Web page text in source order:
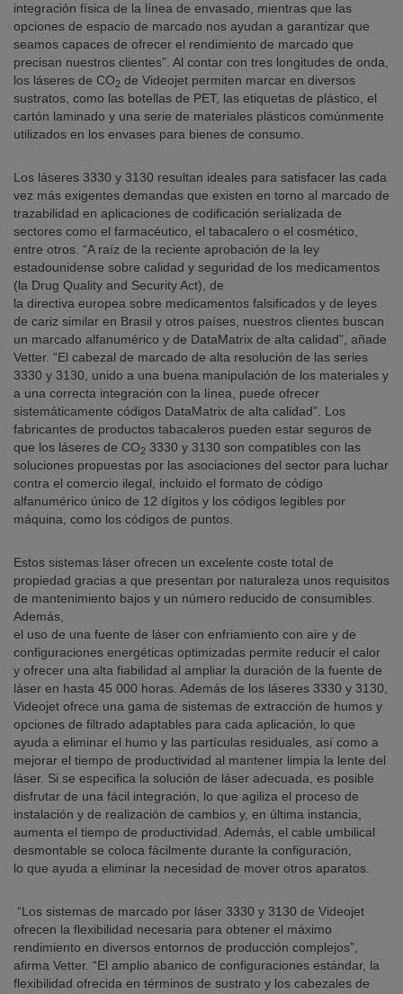
integración física de la línea de envasado, mientras que las
opciones de espacio de marcado nos ayudan a garantizar que
seamos capaces de ofrecer el rendimiento de marcado que
precisan nuestros clientes”. Al contar con tres longitudes de onda,
los láseres de CO2 de Videojet permiten marcar en diversos
sustratos, como las botellas de PET, las etiquetas de plástico, el
cartón laminado y una serie de materiales plásticos comúnmente
utilizados en los envases para bienes de consumo.
Los láseres 3330 y 3130 resultan ideales para satisfacer las cada
vez más exigentes demandas que existen en torno al marcado de
trazabilidad en aplicaciones de codificación serializada de
sectores como el farmacéutico, el tabacalero o el cosmético,
entre otros. “A raíz de la reciente aprobación de la ley
estadounidense sobre calidad y seguridad de los medicamentos
(la Drug Quality and Security Act), de
la directiva europea sobre medicamentos falsificados y de leyes
de cariz similar en Brasil y otros países, nuestros clientes buscan
un marcado alfanumérico y de DataMatrix de alta calidad”, añade
Vetter. “El cabezal de marcado de alta resolución de las series
3330 y 3130, unido a una buena manipulación de los materiales y
a una correcta integración con la línea, puede ofrecer
sistemáticamente códigos DataMatrix de alta calidad”. Los
fabricantes de productos tabacaleros pueden estar seguros de
que los láseres de CO2 3330 y 3130 son compatibles con las
soluciones propuestas por las asociaciones del sector para luchar
contra el comercio ilegal, incluido el formato de código
alfanumérico único de 12 dígitos y los códigos legibles por
máquina, como los códigos de puntos.
Estos sistemas láser ofrecen un excelente coste total de
propiedad gracias a que presentan por naturaleza unos requisitos
de mantenimiento bajos y un número reducido de consumibles.
Además,
el uso de una fuente de láser con enfriamiento con aire y de
configuraciones energéticas optimizadas permite reducir el calor
y ofrecer una alta fiabilidad al ampliar la duración de la fuente de
láser en hasta 45 000 horas. Además de los láseres 3330 y 3130,
Videojet ofrece una gama de sistemas de extracción de humos y
opciones de filtrado adaptables para cada aplicación, lo que
ayuda a eliminar el humo y las partículas residuales, así como a
mejorar el tiempo de productividad al mantener limpia la lente del
láser. Si se especifica la solución de láser adecuada, es posible
disfrutar de una fácil integración, lo que agiliza el proceso de
instalación y de realización de cambios y, en última instancia,
aumenta el tiempo de productividad. Además, el cable umbilical
desmontable se coloca fácilmente durante la configuración,
lo que ayuda a eliminar la necesidad de mover otros aparatos.
“Los sistemas de marcado por láser 3330 y 3130 de Videojet
ofrecen la flexibilidad necesaria para obtener el máximo
rendimiento en diversos entornos de producción complejos”,
afirma Vetter. “El amplio abanico de configuraciones estándar, la
flexibilidad ofrecida en términos de sustrato y los cabezales de